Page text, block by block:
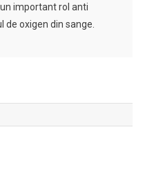
important rol anti
de oxigen din sange.